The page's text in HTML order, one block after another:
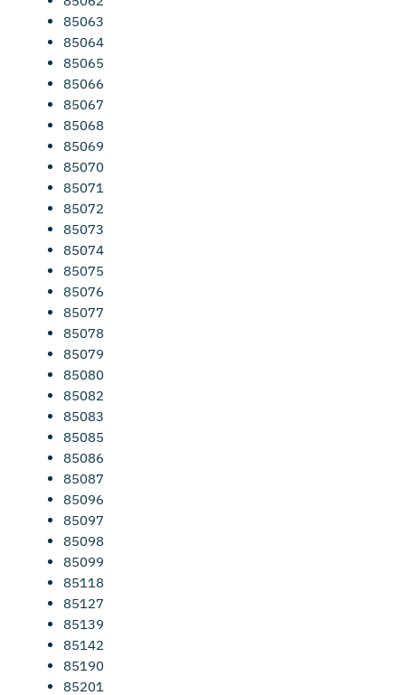
85063
85064
85065
85066
85067
85068
85069
85070
85071
85072
85073
85074
85075
85076
85077
85078
85079
85080
85082
85083
85085
85086
85087
85096
85097
85098
85099
85118
85127
85139
85142
85190
85201